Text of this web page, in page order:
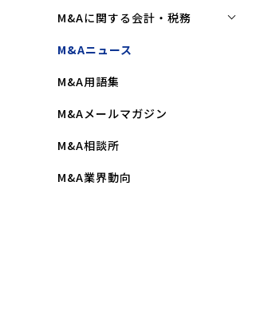
買収監査(デューディリジェン
ス)とは
クロージングと引継ぎ
企業買収の流れと手順
第三者割当増資
資本業務提携
企業価値評価(バリュエーショ
企業評価と売買価格の違い
中小企業M&Aにおける企業価値
ン)の算定方法
純資産法(コストアプローチ)
M&Aに関する会計・税務
株式譲渡にかかる税金(個人・
事業譲渡にかかる税金(個人・
法人)
M&Aにおける節税(役職退職金
スキーム)
赤字・債務超過会社の買収制限
M&Aニュース
M&A用語集
M&Aメールマガジン
M&A相談所
M&A業界動向